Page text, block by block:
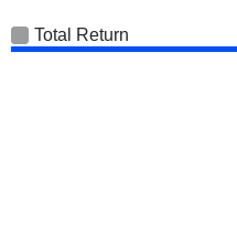
Total Return